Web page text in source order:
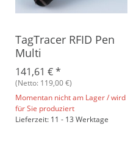
TagTracer RFID Pen
Multi
141,61 €*
(Netto: 119,00 €)
Momentan nicht am Lager / wird
für Sie produziert
Lieferzeit: 11 - 13 Werktage